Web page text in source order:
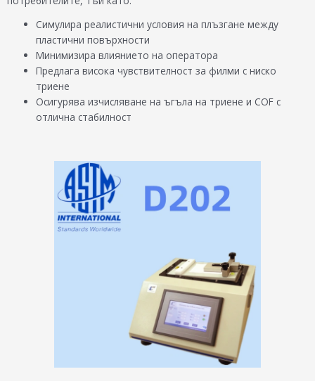
Симулира реалистични условия на плъзгане между
пластични повърхности
Минимизира влиянието на оператора
Предлага висока чувствителност за филми с ниско
триене
Осигурява изчисляване на ъгъла на триене и COF с
отлична стабилност